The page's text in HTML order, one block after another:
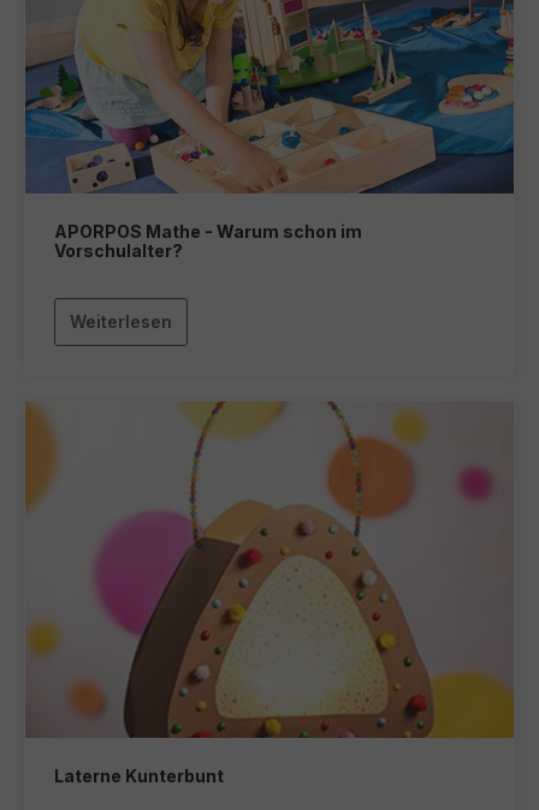
APORPOS Mathe - Warum schon im
Vorschulalter?
Weiterlesen
Laterne Kunterbunt